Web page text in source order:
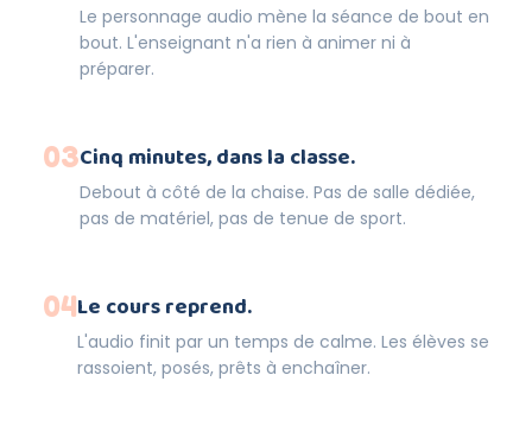
Le personnage audio mène la séance de bout en
bout. L'enseignant n'a rien à animer ni à
préparer.
03Cinq minutes, dans la classe.
Debout à côté de la chaise. Pas de salle dédiée,
pas de matériel, pas de tenue de sport.
04Le cours reprend.
L'audio finit par un temps de calme. Les élèves se
rassoient, posés, prêts à enchaîner.